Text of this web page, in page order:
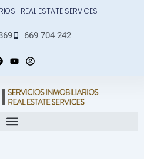
| REAL ESTATE SERVICES
669 704 242
Y
o
u
b
U
s
-
c